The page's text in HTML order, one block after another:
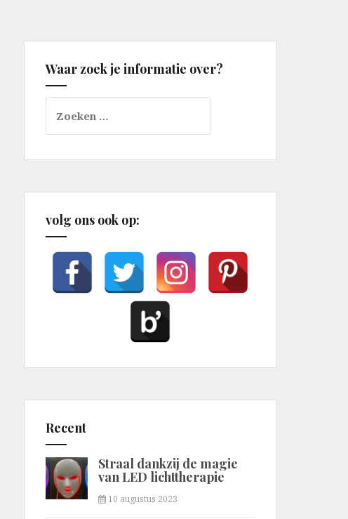
Waar zoek je informatie over?
naar:
volg ons ook op:
Recent
Straal dankzij de magie
van LED lichttherapie
10 augustus 2023